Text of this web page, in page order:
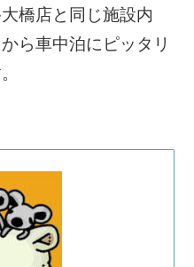
橋店と同じ施設内
ら車中泊にピッタリ